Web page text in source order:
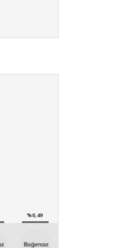
%0,49